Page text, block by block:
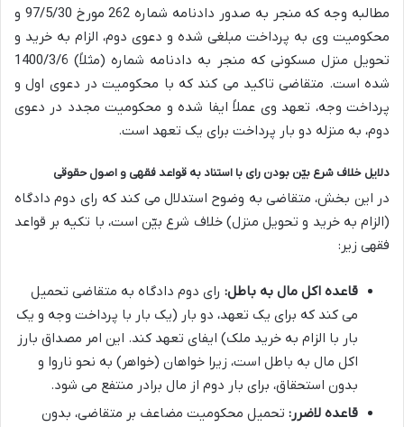
مطالبه وجه که منجر به صدور دادنامه شماره 262 مورخ 97/5/30 و
محکومیت وی به پرداخت مبلغی شده و دعوی دوم، الزام به خرید و
تحویل منزل مسکونی که منجر به دادنامه شماره (مثلاً) 1400/3/6
شده است. متقاضی تاکید می کند که با محکومیت در دعوی اول و
پرداخت وجه، تعهد وی عملاً ایفا شده و محکومیت مجدد در دعوی
دوم، به منزله دو بار پرداخت برای یک تعهد است.
دلایل خلاف شرع بیّن بودن رای با استناد به قواعد فقهی و اصول حقوقی
در این بخش، متقاضی به وضوح استدلال می کند که رای دوم دادگاه
(الزام به خرید و تحویل منزل) خلاف شرع بیّن است، با تکیه بر قواعد
فقهی زیر:
قاعده اکل مال به باطل: رای دوم دادگاه به متقاضی تحمیل
می کند که برای یک تعهد، دو بار (یک بار با پرداخت وجه و یک
بار با الزام به خرید ملک) ایفای تعهد کند. این امر مصداق بارز
اکل مال به باطل است، زیرا خواهان (خواهر) به نحو ناروا و
بدون استحقاق، برای بار دوم از مال برادر منتفع می شود.
قاعده لاضرر: تحمیل محکومیت مضاعف بر متقاضی، بدون